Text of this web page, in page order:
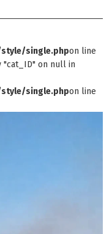
single.phpon line
on null in
single.phpon line